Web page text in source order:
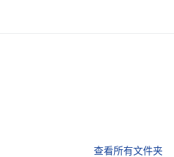
查看所有文件夹